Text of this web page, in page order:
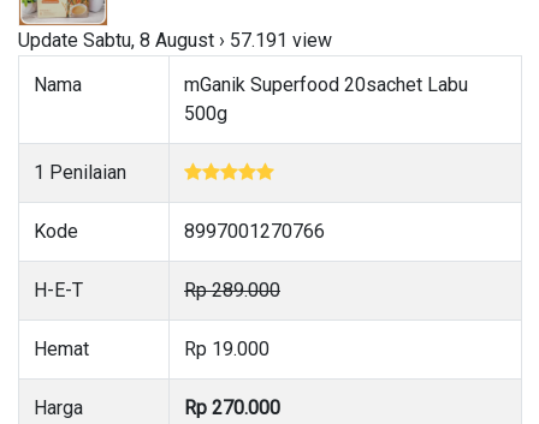
Update Sabtu, 8 August › 57.191 view
Nama
mGanik Superfood 20sachet Labu
500g
1 Penilaian
Kode 8997001270766
H-E-T Rp 289.000
Hemat Rp 19.000
Harga
Rp 270.000